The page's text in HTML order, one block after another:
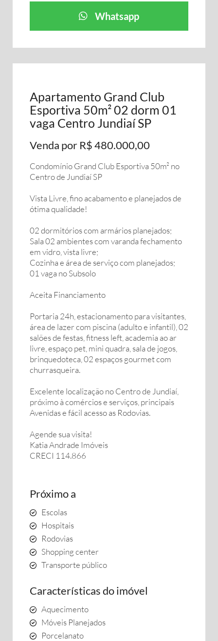
Whatsapp
Apartamento Grand Club
Esportiva 50m² 02 dorm 01
vaga Centro Jundiaí SP
Venda por R$ 480.000,00
Condomínio Grand Club Esportiva 50m² no
Centro de Jundiaí SP
Vista Livre, fino acabamento e planejados de
ótima qualidade!
02 dormitórios com armários planejados;
Sala 02 ambientes com varanda fechamento
em vidro, vista livre;
Cozinha e área de serviço com planejados;
01 vaga no Subsolo
Aceita Financiamento
Portaria 24h, estacionamento para visitantes,
área de lazer com piscina (adulto e infantil), 02
salões de festas, fitness left, academia ao ar
livre, espaço pet, mini quadra, sala de jogos,
brinquedoteca, 02 espaços gourmet com
churrasqueira.
Excelente localização no Centro de Jundiaí,
próximo à comércios e serviços, principais
Avenidas e fácil acesso as Rodovias.
Agende sua visita!
Katia Andrade Imóveis
CRECI 114.866
Próximo a
Escolas
Hospitais
Rodovias
Shopping center
Transporte público
Características do imóvel
Aquecimento
Móveis Planejados
Porcelanato